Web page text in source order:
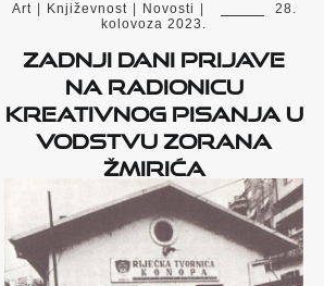
Art Književnost Novosti
28.
kolovoza 2023.
Zadnji dani prijave
na radionicu
kreativnog pisanja u
vodstvu Zorana
Žmirića